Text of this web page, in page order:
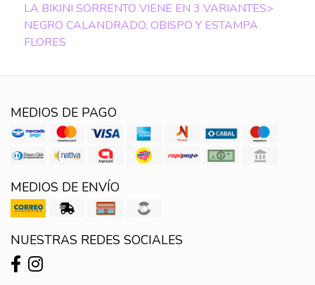
LA BIKINI SORRENTO VIENE EN 3 VARIANTES>
NEGRO CALANDRADO, OBISPO Y ESTAMPA
FLORES
MEDIOS DE PAGO
MEDIOS DE ENVÍO
NUESTRAS REDES SOCIALES